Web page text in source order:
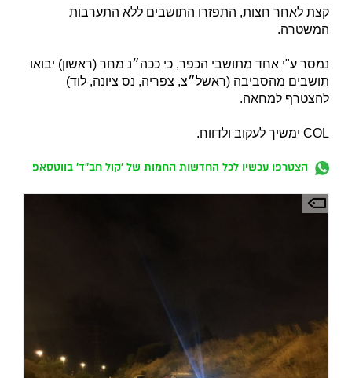
קצת לאחר חצות, התפזרו התושבים ללא התערבות
המשטרה.
נמסר ע"י אחד מתושבי הכפר, כי ככה״נ מחר (ראשון) יבואו
תושבים מהסביבה (ראשל״צ, צפריה, נס ציונה, לוד)
להצטרף למחאה.
COL ימשיך לעקוב ולדווח.
הצטרפו עכשיו לכל החדשות החמות של 'קול חב"ד' בווטסאפ